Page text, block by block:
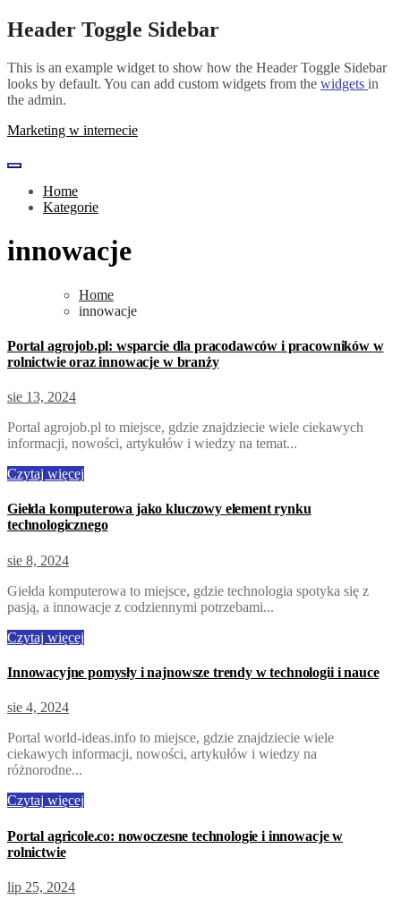
Skip
to
Header Toggle Sidebar
This is an example widget to show how the Header Toggle Sidebar
looks by default. You can add custom widgets from the widgets in
the admin.
Marketing w internecie
Home
Kategorie
innowacje
Home
innowacje
Portal agrojob.pl: wsparcie dla pracodawców i pracowników w
rolnictwie oraz innowacje w branży
sie 13, 2024
Portal agrojob.pl to miejsce, gdzie znajdziecie wiele ciekawych
informacji, nowości, artykułów i wiedzy na temat...
Czytaj więcej
Giełda komputerowa jako kluczowy element rynku
technologicznego
sie 8, 2024
Giełda komputerowa to miejsce, gdzie technologia spotyka się z
pasją, a innowacje z codziennymi potrzebami...
Czytaj więcej
Innowacyjne pomysły i najnowsze trendy w technologii i nauce
sie 4, 2024
Portal world-ideas.info to miejsce, gdzie znajdziecie wiele
ciekawych informacji, nowości, artykułów i wiedzy na
różnorodne...
Czytaj więcej
Portal agricole.co: nowoczesne technologie i innowacje w
rolnictwie
lip 25, 2024